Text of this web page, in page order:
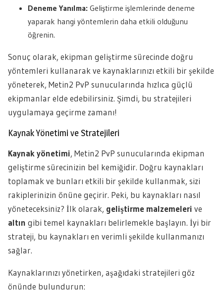
Deneme Yanılma: Geliştirme işlemlerinde deneme
yaparak hangi yöntemlerin daha etkili olduğunu
öğrenin.
Sonuç olarak, ekipman geliştirme sürecinde doğru
yöntemleri kullanarak ve kaynaklarınızı etkili bir şekilde
yöneterek, Metin2 PvP sunucularında hızlıca güçlü
ekipmanlar elde edebilirsiniz. Şimdi, bu stratejileri
uygulamaya geçirme zamanı!
Kaynak Yönetimi ve Stratejileri
Kaynak yönetimi, Metin2 PvP sunucularında ekipman
geliştirme sürecinizin bel kemiğidir. Doğru kaynakları
toplamak ve bunları etkili bir şekilde kullanmak, sizi
rakiplerinizin önüne geçirir. Peki, bu kaynakları nasıl
yöneteceksiniz? İlk olarak, geliştirme malzemeleri ve
altın gibi temel kaynakları belirlemekle başlayın. İyi bir
strateji, bu kaynakları en verimli şekilde kullanmanızı
sağlar.
Kaynaklarınızı yönetirken, aşağıdaki stratejileri göz
önünde bulundurun: